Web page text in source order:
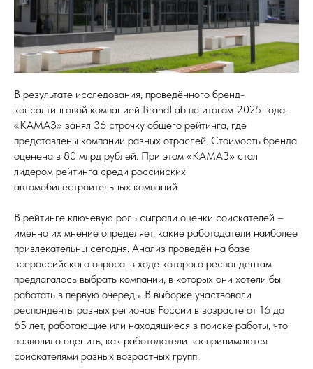
В результате исследования, проведённого бренд-
консалтинговой компанией BrandLab по итогам 2025 года,
«КАМАЗ» занял 36 строчку общего рейтинга, где
представлены компании разных отраслей. Стоимость бренда
оценена в 80 млрд рублей. При этом «КАМАЗ» стал
лидером рейтинга среди российских
автомобилестроительных компаний.
В рейтинге ключевую роль сыграли оценки соискателей –
именно их мнение определяет, какие работодатели наиболее
привлекательны сегодня. Анализ проведён на базе
всероссийского опроса, в ходе которого респондентам
предлагалось выбрать компании, в которых они хотели бы
работать в первую очередь. В выборке участвовали
респонденты разных регионов России в возрасте от 16 до
65 лет, работающие или находящиеся в поиске работы, что
позволило оценить, как работодатели воспринимаются
соискателями разных возрастных групп.